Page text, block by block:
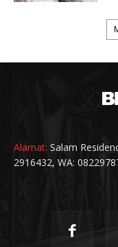
Alamat: Salam
2916432, WA: